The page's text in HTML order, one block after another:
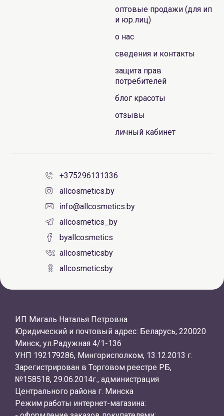
оптовые продажи (для ип
и юр.лиц)
о нас
сведения и контакты
защита прав
потребителей
блог красоты
отзывы
личный кабинет
+375296131336
allcosmetics.by
info@allcosmetics.by
allcosmetics_by
byallcosmetics
allcosmeticsby
allcosmeticsby
ИП Мигаль Наталья Петровна
Юридический и почтовый адрес: Беларусь, 220020
Минск, ул.Радужная 4/1-136
УНП 192179286, Мингорисполком, 13.12.2013 г.
Зарегистрирован в Торговом реестре РБ,
№158518, 29.06.2014г., администрация
Центрального района г. Минска
Режим работы интернет-магазина: